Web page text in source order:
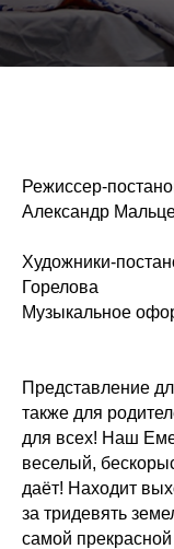
Режиссер-
Александр
Художники-
Горелова
Музыкальное
Представление
также для
для всех! Наш
веселый,
даёт! Находит
за тридевять
самой